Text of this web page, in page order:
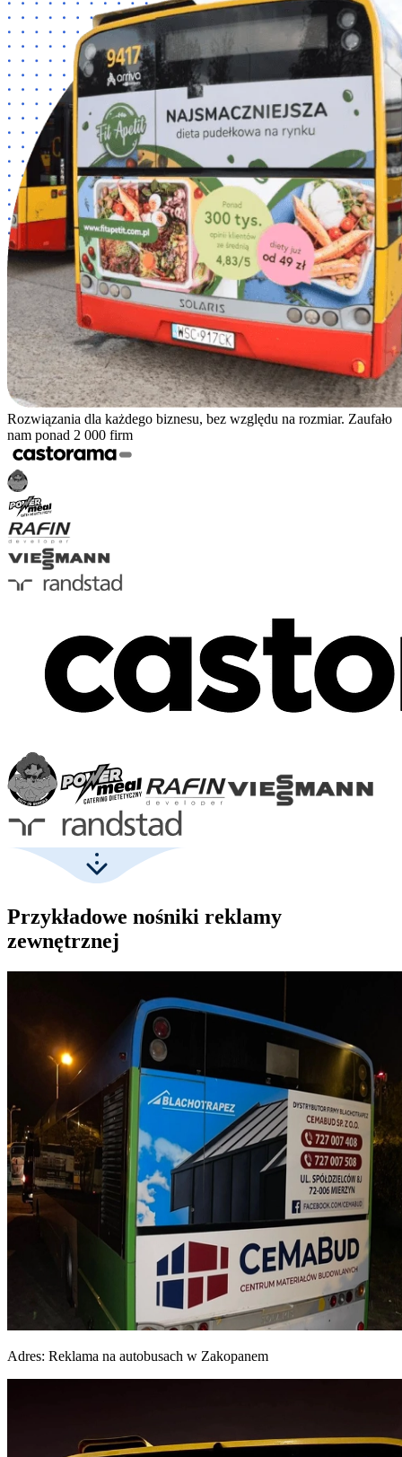
Rozwiązania dla każdego biznesu, bez względu na rozmiar. Zaufało
nam ponad 2 000 firm
Przykładowe nośniki reklamy
zewnętrznej
Adres: Reklama na autobusach w Zakopanem